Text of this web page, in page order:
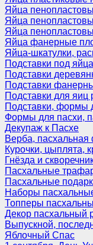
Яйца
Яйца
Яйца
Яйца фанерные
Яйца-шкатулки,
Подставки под
Подставки
Подставки
Подставки для яиц
Подставки, формы
Формы для пасхи,
Декупаж к Пасхе
Верба, пасхальная
Курочки, цыплята,
Гнёзда и
Пасхальные
Пасхальные
Наборы
Топперы
Декор пасхальный
Выпускной,
Яблочный Спас